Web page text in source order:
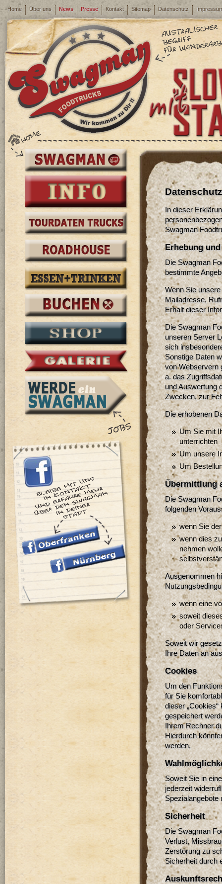
Home Über uns News Presse Kontakt Sitemap Datenschutz
Datenschutz
In dieser
Swagman
Erhebung
Die Swagman
bestimmte
Wenn Sie
Mailadresse,
Erhalt dieser
Die Swagman
unseren Server
sich
Sonstige Daten
von Webservern
a. das
und Auswertung
Zwecken, zur
Die erhobenen
Um Sie mit
unterrichten
Um unsere
Um
Übermittlung
Die Swagman
folgenden
wenn Sie
wenn dies
nehmen
Ausgenommen
wenn eine
soweit
oder
Soweit wir
Ihre Daten an
Cookies
Um den
für Sie
dieser
gespeichert
Ihrem Rechner
Hierdurch
werden.
Soweit Sie in
jederzeit
Spezialangebote
Sicherheit
Die Swagman
Verlust,
Zerstörung zu
Sicherheit durch